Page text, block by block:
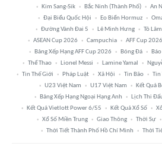
Kim Sang-Sik
Bắc Ninh (thành Phố) An
Đại Biểu Quốc Hội
Eo Biển Hormuz
Đường Vành Đai 5
Lê Minh Hưng Tô Lâm
ASEAN Cup 2026
Campuchia AFF Cup 2026
Bảng Xếp Hạng AFF Cup 2026
Bóng Đá
Thể Thao
Lionel Messi Lamine Yamal
Tin Thế Giới
Pháp Luật Xã Hội Tin Bão Tin
U23 Việt Nam
U17 Việt Nam Kết Quả
Bảng Xếp Hạng Ngoại Hạng Anh
Lịch Thi
Kết Quả Vietlott Power 6/55
Kết Quả Xổ Số
Xổ Số Miền Trung
Giao Thông Thời Sự
Thời Tiết Thành Phố Hồ Chí Minh
Thời